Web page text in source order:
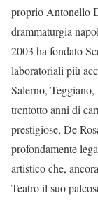
proprio Antonello
drammaturgia
2003 ha fondato
laboratoriali più
Salerno,
trentotto anni di
prestigiose, De
profondamente
artistico che,
Teatro il suo